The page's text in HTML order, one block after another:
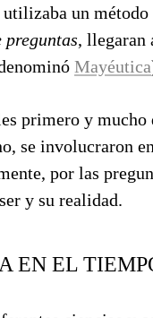
un método
, llegaran
Mayéutica
primero y mucho
se involucraron
por las
y su realidad.
EN EL